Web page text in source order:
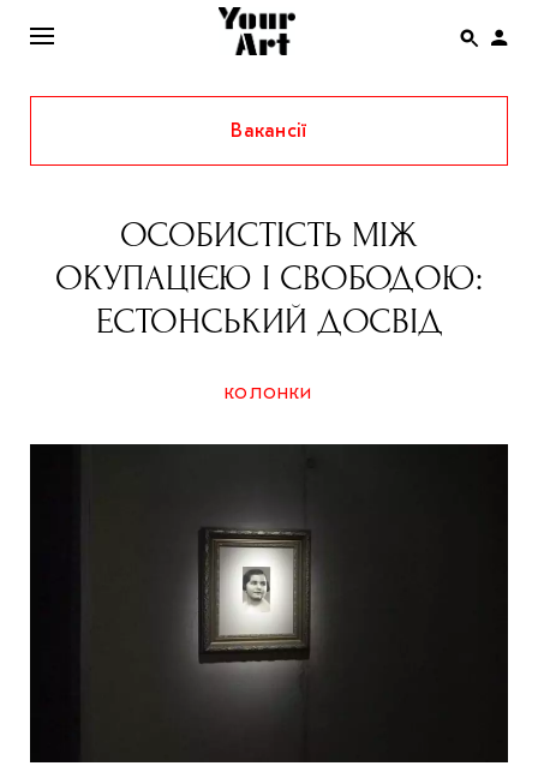
ENG
НОВИНИ
АФІША
ІНТЕРВ’Ю
СТАТТІ
МАРІУПОЛЬСЬКІ МАРГІНАЛІЇ
ДОСЛІДНИЦЬКА ПЛАТФОРМА
ЗАПАЛЕННЯ
Вакансії
ОСОБИСТІСТЬ МІЖ
ОКУПАЦІЄЮ І СВОБОДОЮ:
ЕСТОНСЬКИЙ ДОСВІД
КОЛОНКИ